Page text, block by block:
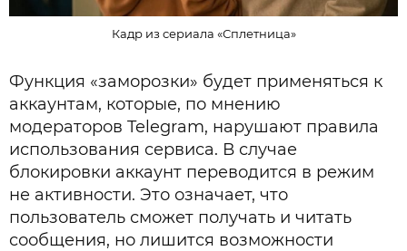
Кадр из сериала «Сплетница»
Функция «заморозки» будет применяться к
аккаунтам, которые, по мнению
модераторов Telegram, нарушают правила
использования сервиса. В случае
блокировки аккаунт переводится в режим
не активности. Это означает, что
пользователь сможет получать и читать
сообщения, но лишится возможности